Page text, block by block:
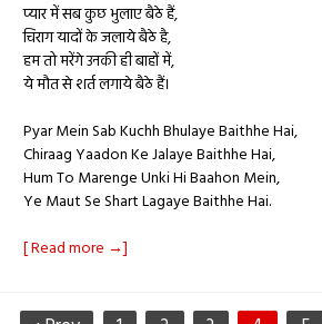
प्यार में सब कुछ भुलाए बैठे हैं,
चिराग यादों के जलाये बैठे है,
हम तो मरेंगे उनकी ही बाहों में,
ये मौत से शर्त लगाये बैठे हैं।
Pyar Mein Sab Kuchh Bhulaye Baithhe Hai,
Chiraag Yaadon Ke Jalaye Baithhe Hai,
Hum To Marenge Unki Hi Baahon Mein,
Ye Maut Se Shart Lagaye Baithhe Hai.
[ Read more →]